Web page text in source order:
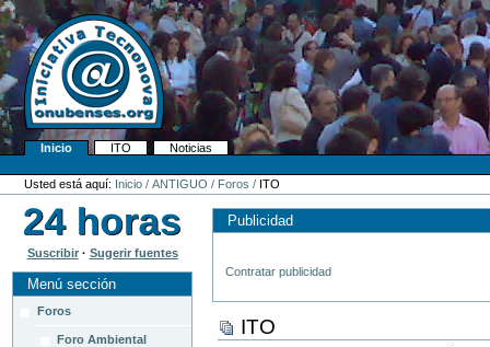
Cambiar
a
contenido.
Saltar
a
navegación
Navegación
Inicio ITO
Noticias
Herramientas
Personales
Usted está aquí: Inicio /ANTIGUO / Foros / ITO
Suscribir· Sugerir fuentes
Menú sección
Foros
Foro Ambiental
Publicidad
Contratar publicidad
ITO